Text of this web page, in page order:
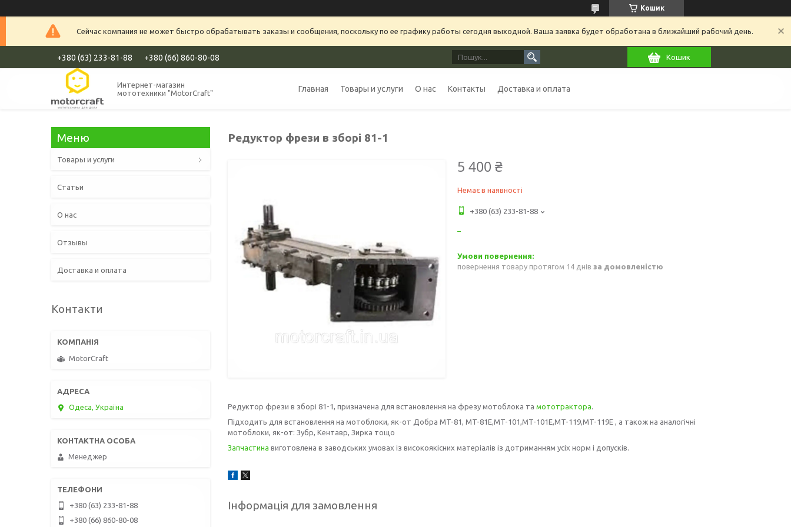
Кошик
Сейчас компания не может быстро обрабатывать заказы и сообщения, поскольку по ее графику работы сегодня выходной. Ваша заявка будет обработана в ближайший рабочий день.
+380 (63) 233-81-88 +380 (66) 860-80-08 Кошик
Интернет-магазин
мототехники "MotorCraft"
Главная Товары и услуги О нас Контакты Доставка и оплата
Редуктор фрези в зборі 81-1
5 400 ₴
Немає в наявності
+380 (63) 233-81-88
повернення товару протягом 14 днів за домовленістю
Редуктор фрези в зборі 81-1, призначена для встановлення на фрезу мотоблока та мототрактора.
Підходить для встановлення на мотоблоки, як-от Добра MT-81, MT-81E,MT-101,MT-101Е,MT-119,MT-119E , а також на аналогічні
мотоблоки, як-от: Зубр, Кентавр, Зирка тощо
Запчастина виготовлена в заводських умовах із високоякісних матеріалів із дотриманням усіх норм і допусків.
Інформація для замовлення
Товары и услуги
Статьи
О нас
Отзывы
Доставка и оплата
Контакти
MotorCraft
Одеса, Україна
Менеджер
+380 (63) 233-81-88
+380 (66) 860-80-08